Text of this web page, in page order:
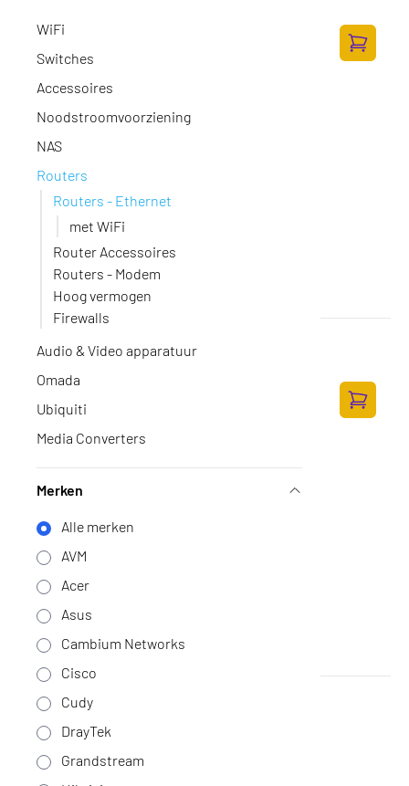
WiFi
Switches
Accessoires
Noodstroomvoorziening
NAS
Routers
Routers - Ethernet
met WiFi
Router Accessoires
Routers - Modem
Hoog vermogen
Firewalls
Audio & Video apparatuur
Omada
Ubiquiti
Media Converters
Merken
Alle merken
AVM
Acer
Asus
Cambium Networks
Cisco
Cudy
DrayTek
Grandstream
97,-
80,17 excl. BTW
Ubiquiti UFiber WiFi
Op voorraad UF-WiFi
88,-
72,73 excl. BTW
ZTE MC888 Pro 5G
239,-
197,52 excl. BTW